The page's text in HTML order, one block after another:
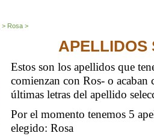
Rosa
APELLIDOS
Estos son los apellidos que
comienzan con Ros- o acaban
últimas letras del apellido
Por el momento tenemos 5
elegido: Rosa